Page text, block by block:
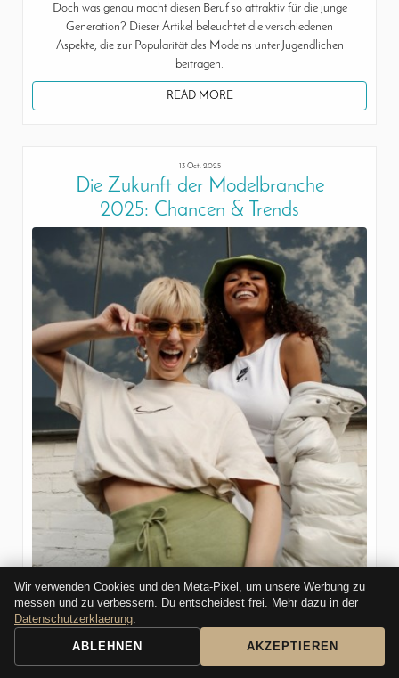
Doch was genau macht diesen Beruf so attraktiv für die junge
Generation? Dieser Artikel beleuchtet die verschiedenen
Aspekte, die zur Popularität des Modelns unter Jugendlichen
beitragen.
READ MORE
13 Oct, 2025
Die Zukunft der Modelbranche
2025: Chancen & Trends
In diesem Blogartikel zeigen wir dir, wie sich die Branche 2025
Wir verwenden Cookies und den Meta-Pixel, um unsere Werbung zu
messen und zu verbessern. Du entscheidest frei. Mehr dazu in der
Datenschutzerklaerung.
ABLEHNEN AKZEPTIEREN